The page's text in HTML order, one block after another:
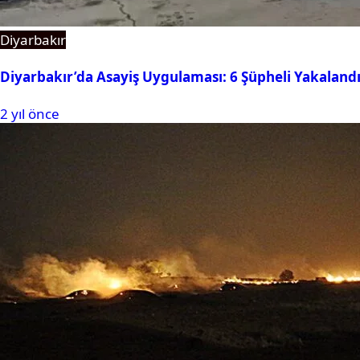
Diyarbakır
Diyarbakır’da Asayiş Uygulaması: 6 Şüpheli Yakalandı
2 yıl önce